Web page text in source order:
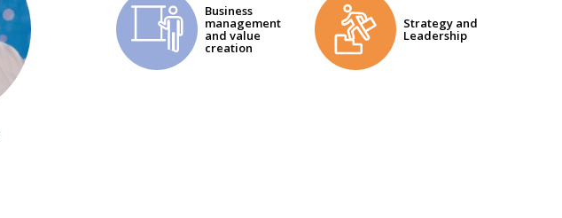
Business
management
and value
creation
Strategy and
Leadership